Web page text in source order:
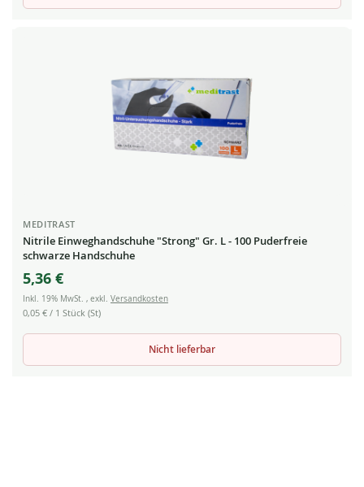
MEDITRAST
Nitrile Einweghandschuhe "Strong" Gr. L - 100 Puderfreie
schwarze Handschuhe
5,36 €
Inkl. 19% MwSt. , exkl. Versandkosten
0,05 € / 1 Stück (St)
Nicht lieferbar